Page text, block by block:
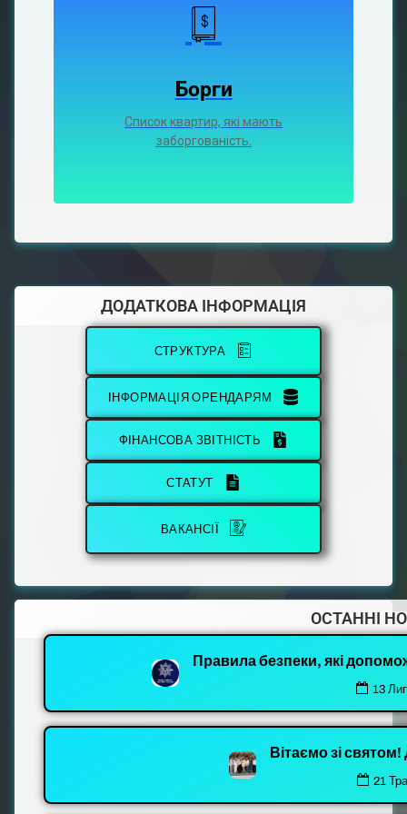
Борги
Список квартир, які мають
заборгованість.
ДОДАТКОВА ІНФОРМАЦІЯ
СТРУКТУРА
ІНФОРМАЦІЯ ОРЕНДАРЯМ
ФІНАНСОВА ЗВІТНІСТЬ
СТАТУТ
ВАКАНСІЇ
ОСТАННІ
Правила безпеки, які
13
Вітаємо зі
21